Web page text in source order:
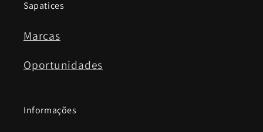
Sapatices
Marcas
Oportunidades
Informações